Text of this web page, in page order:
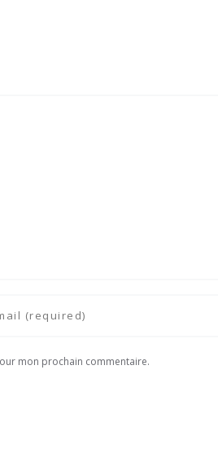
mon prochain commentaire.